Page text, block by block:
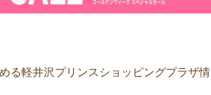
る軽井沢プリンスショッピングプラザ情